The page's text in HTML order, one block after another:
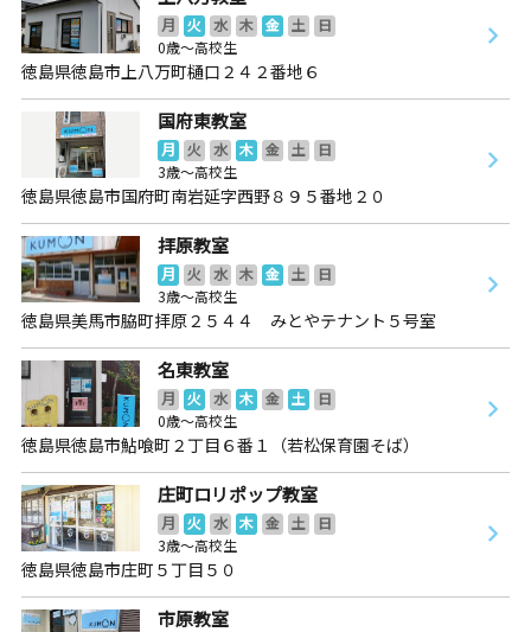
月 火 水 木 金 土
日
0歳～高校生
徳島県徳島市上八万町樋口２４２番地６
国府東教室
月 火 水 木 金 土
日
3歳～高校生
徳島県徳島市国府町南岩延字西野８９５番地２０
拝原教室
月 火 水 木 金 土
日
3歳～高校生
徳島県美馬市脇町拝原２５４４ みとやテナント５号室
名東教室
月 火 水 木 金 土
日
0歳～高校生
徳島県徳島市鮎喰町２丁目６番１（若松保育園そば）
庄町ロリポップ教室
月 火 水 木 金 土
日
3歳～高校生
徳島県徳島市庄町５丁目５０
市原教室